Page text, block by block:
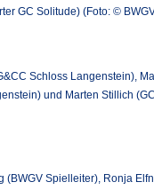
GC Solitude) (Foto: ©
Schloss Langenstein),
und Marten Stillich
(BWGV Spielleiter), Ronja